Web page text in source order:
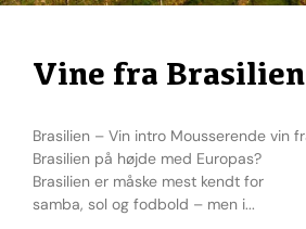
Vine fra Brasilien
Brasilien – Vin intro Mousserende vin fra
Brasilien på højde med Europas?
Brasilien er måske mest kendt for
samba, sol og fodbold – men i